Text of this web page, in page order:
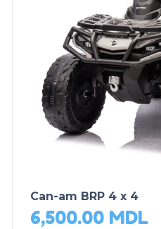
Can-am BRP 4 x 4
6,500.00 MDL